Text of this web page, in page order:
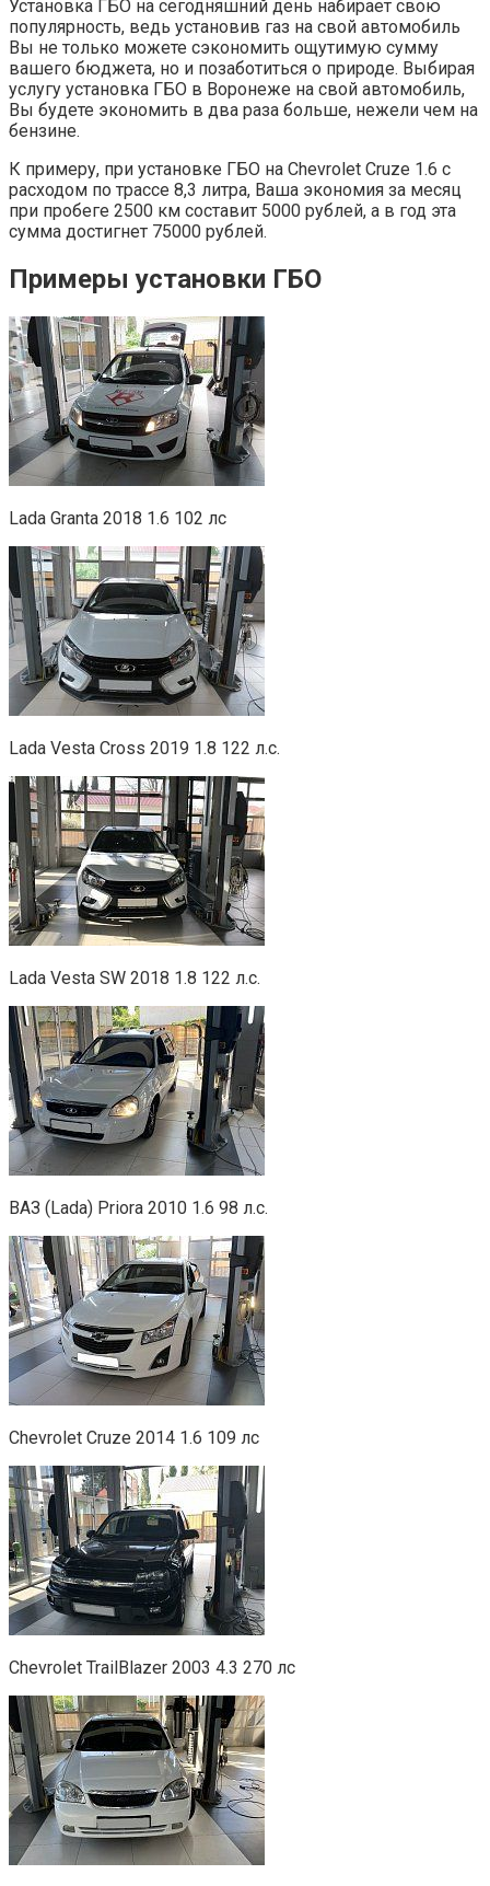
Установка ГБО на сегодняшний день набирает свою
популярность, ведь установив газ на свой автомобиль
Вы не только можете сэкономить ощутимую сумму
вашего бюджета, но и позаботиться о природе. Выбирая
услугу установка ГБО в Воронеже на свой автомобиль,
Вы будете экономить в два раза больше, нежели чем на
бензине.
К примеру, при установке ГБО на Chevrolet Cruze 1.6 с
расходом по трассе 8,3 литра, Ваша экономия за месяц
при пробеге 2500 км составит 5000 рублей, а в год эта
сумма достигнет 75000 рублей.
Примеры установки ГБО
Lada Granta 2018 1.6 102 лс
Lada Vesta Cross 2019 1.8 122 л.с.
Lada Vesta SW 2018 1.8 122 л.с.
ВАЗ (Lada) Priora 2010 1.6 98 л.с.
Chevrolet Cruze 2014 1.6 109 лс
Chevrolet TrailBlazer 2003 4.3 270 лс